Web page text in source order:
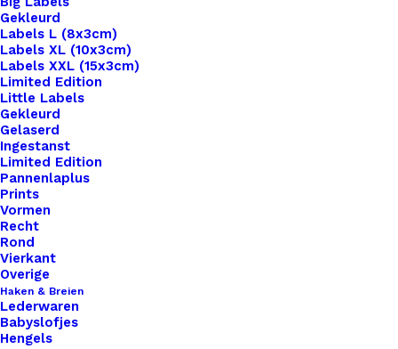
Gekleurd
Labels L (8x3cm)
Labels XL (10x3cm)
Labels XXL (15x3cm)
Limited Edition
Little Labels
Gekleurd
Gelaserd
Ingestanst
Limited Edition
Pannenlaplus
Prints
Vormen
Recht
Rond
Vierkant
Overige
Haken & Breien
Lederwaren
Babyslofjes
Hengels
Home
Koelkast Magneet Cupcake
Koelkast Magneet
Cupcake